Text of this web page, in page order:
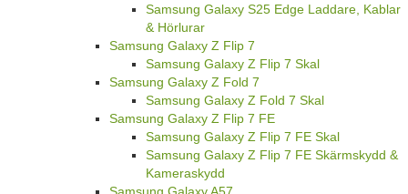
Samsung Galaxy S25 Edge Laddare, Kablar
& Hörlurar
Samsung Galaxy Z Flip 7
Samsung Galaxy Z Flip 7 Skal
Samsung Galaxy Z Fold 7
Samsung Galaxy Z Fold 7 Skal
Samsung Galaxy Z Flip 7 FE
Samsung Galaxy Z Flip 7 FE Skal
Samsung Galaxy Z Flip 7 FE Skärmskydd &
Kameraskydd